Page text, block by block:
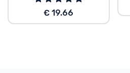
€ 19.66